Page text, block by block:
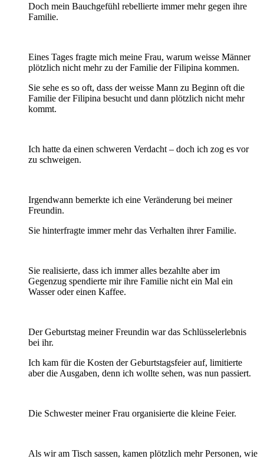
Doch mein Bauchgefühl rebellierte immer mehr gegen ihre
Familie.
Eines Tages fragte mich meine Frau, warum weisse Männer
plötzlich nicht mehr zu der Familie der Filipina kommen.
Sie sehe es so oft, dass der weisse Mann zu Beginn oft die
Familie der Filipina besucht und dann plötzlich nicht mehr
kommt.
Ich hatte da einen schweren Verdacht – doch ich zog es vor
zu schweigen.
Irgendwann bemerkte ich eine Veränderung bei meiner
Freundin.
Sie hinterfragte immer mehr das Verhalten ihrer Familie.
Sie realisierte, dass ich immer alles bezahlte aber im
Gegenzug spendierte mir ihre Familie nicht ein Mal ein
Wasser oder einen Kaffee.
Der Geburtstag meiner Freundin war das Schlüsselerlebnis
bei ihr.
Ich kam für die Kosten der Geburtstagsfeier auf, limitierte
aber die Ausgaben, denn ich wollte sehen, was nun passiert.
Die Schwester meiner Frau organisierte die kleine Feier.
Als wir am Tisch sassen, kamen plötzlich mehr Personen, wie